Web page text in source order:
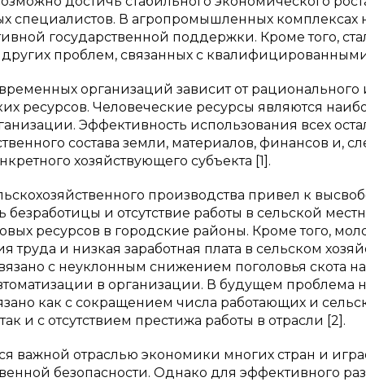
специалистов. В агропромышленных комплексах
государственной поддержки. Кроме того,
проблем, связанных с
организаций зависит от рационального
ресурсов. Человеческие ресурсы являются
Эффективность использования всех
состава земли, материалов, финансов и,
хозяйствующего субъекта [1].
производства привел к
и отсутствие работы в сельской
ресурсов в городские районы. Кроме того,
труда и низкая заработная плата в сельском
с неуклонным снижением поголовья скота
в организации. В будущем проблема
как с сокращением числа работающих и
и с отсутствием престижа работы в отрасли [2].
важной отраслью экономики многих стран и
безопасности. Однако для эффективного